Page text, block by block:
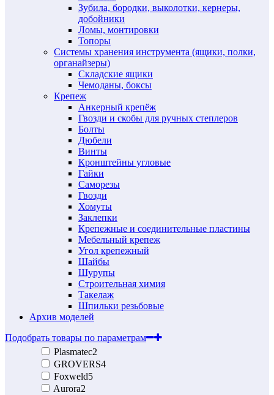
Зубила, бородки, выколотки, кернеры,
добойники
Ломы, монтировки
Топоры
Системы хранения инструмента (ящики, полки,
органайзеры)
Складские ящики
Чемоданы, боксы
Крепеж
Анкерный крепёж
Гвозди и скобы для ручных степлеров
Болты
Дюбели
Винты
Кронштейны угловые
Гайки
Саморезы
Гвозди
Хомуты
Заклепки
Крепежные и соединительные пластины
Мебельный крепеж
Угол крепежный
Шайбы
Шурупы
Строительная химия
Такелаж
Шпильки резьбовые
Архив моделей
Подобрать товары по параметрам
Plasmatec2
GROVERS4
Foxweld5
Aurora2